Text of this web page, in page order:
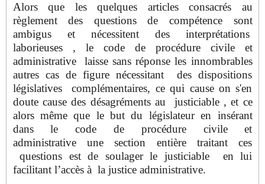
Alors que les quelques articles consacrés au
règlement des questions de compétence sont
ambigus et nécessitent des interprétations
laborieuses , le code de procédure civile et
administrative laisse sans réponse les innombrables
autres cas de figure nécessitant des dispositions
législatives complémentaires, ce qui cause on s'en
doute cause des désagréments au justiciable , et ce
alors même que le but du législateur en insérant
dans le code de procédure civile et
administrative une section entière traitant ces
questions est de soulager le justiciable en lui
facilitant l’accès à la justice administrative.